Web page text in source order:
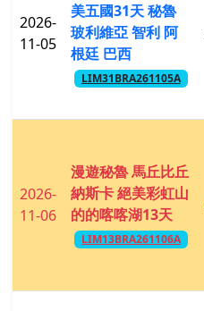
2026-
11-05
美五國31天 秘魯
玻利維亞 智利 阿
根廷 巴西
LIM31BRA261105A
2026-
11-06
漫遊秘魯 馬丘比丘
納斯卡 絕美彩虹山
的的喀喀湖13天
LIM13BRA261106A